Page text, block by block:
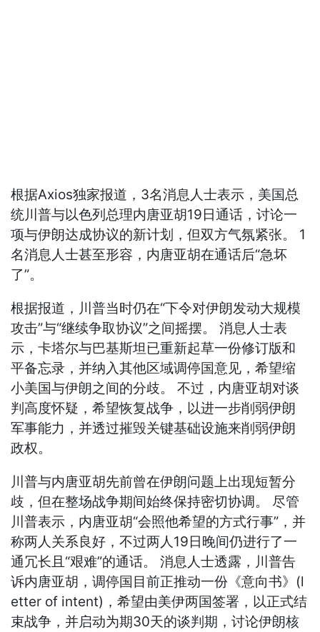
根据Axios独家报道，3名消息人士表示，美国总
统川普与以色列总理内唐亚胡19日通话，讨论一
项与伊朗达成协议的新计划，但双方气氛紧张。 1
名消息人士甚至形容，内唐亚胡在通话后“急坏
了”。
根据报道，川普当时仍在“下令对伊朗发动大规模
攻击”与“继续争取协议”之间摇摆。 消息人士表
示，卡塔尔与巴基斯坦已重新起草一份修订版和
平备忘录，并纳入其他区域调停国意见，希望缩
小美国与伊朗之间的分歧。 不过，内唐亚胡对谈
判高度怀疑，希望恢复战争，以进一步削弱伊朗
军事能力，并透过摧毁关键基础设施来削弱伊朗
政权。
川普与内唐亚胡先前曾在伊朗问题上出现短暂分
歧，但在整场战争期间始终保持密切协调。 尽管
川普表示，内唐亚胡“会照他希望的方式行事”，并
称两人关系良好，不过两人19日晚间仍进行了一
通冗长且“艰难”的通话。 消息人士透露，川普告
诉内唐亚胡，调停国目前正推动一份《意向书》(l
etter of intent)，希望由美伊两国签署，以正式结
束战争，并启动为期30天的谈判期，讨论伊朗核